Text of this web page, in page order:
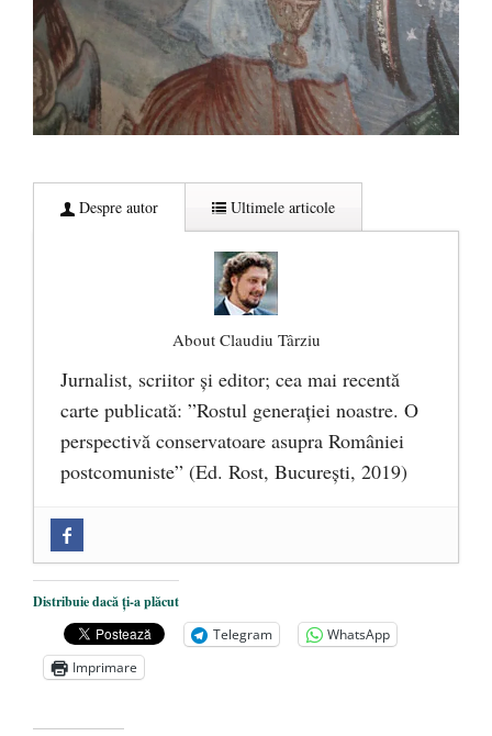
Despre autor Ultimele articole
About Claudiu Târziu
Jurnalist, scriitor şi editor; cea mai recentă
carte publicată: ”Rostul generației noastre. O
perspectivă conservatoare asupra României
postcomuniste” (Ed. Rost, București, 2019)
Târziu cere anchetă a Parchetului
European și reforme pentru a bloca
achizițiile la suprapreț - 13 august 2025
Dragi prieteni din Constanța
România nu știe să își folosească și să își
Distribuie dacă ți-a plăcut
Telegram
WhatsApp
Imprimare